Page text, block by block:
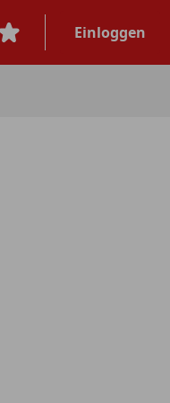
Einloggen